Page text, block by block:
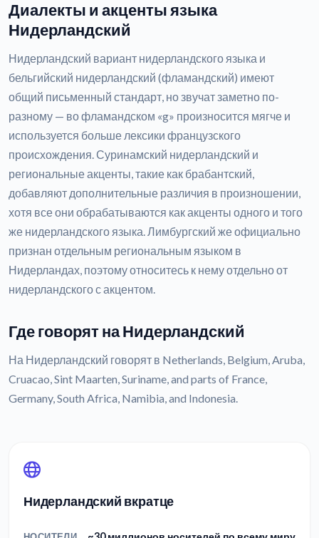
Диалекты и акценты языка
Нидерландский
Нидерландский вариант нидерландского языка и
бельгийский нидерландский (фламандский) имеют
общий письменный стандарт, но звучат заметно по-
разному — во фламандском «g» произносится мягче и
используется больше лексики французского
происхождения. Суринамский нидерландский и
региональные акценты, такие как брабантский,
добавляют дополнительные различия в произношении,
хотя все они обрабатываются как акценты одного и того
же нидерландского языка. Лимбургский же официально
признан отдельным региональным языком в
Нидерландах, поэтому относитесь к нему отдельно от
нидерландского с акцентом.
Где говорят на Нидерландский
На Нидерландский говорят в Netherlands, Belgium, Aruba,
Cruacao, Sint Maarten, Suriname, and parts of France,
Germany, South Africa, Namibia, and Indonesia.
Нидерландский вкратце